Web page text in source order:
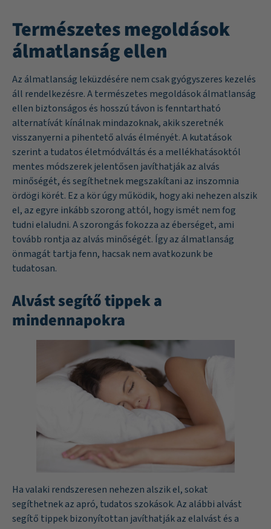
Természetes megoldások
álmatlanság ellen
Az álmatlanság leküzdésére nem csak gyógyszeres kezelés
áll rendelkezésre. A természetes megoldások álmatlanság
ellen biztonságos és hosszú távon is fenntartható
alternatívát kínálnak mindazoknak, akik szeretnék
visszanyerni a pihentető alvás élményét. A kutatások
szerint a tudatos életmódváltás és a mellékhatásoktól
mentes módszerek jelentősen javíthatják az alvás
minőségét, és segíthetnek megszakítani az inszomnia
ördögi körét. Ez a kör úgy működik, hogy aki nehezen alszik
el, az egyre inkább szorong attól, hogy ismét nem fog
tudni elaludni. A szorongás fokozza az éberséget, ami
tovább rontja az alvás minőségét. Így az álmatlanság
önmagát tartja fenn, hacsak nem avatkozunk be
tudatosan.
Alvást segítő tippek a
mindennapokra
Ha valaki rendszeresen nehezen alszik el, sokat
segíthetnek az apró, tudatos szokások. Az alábbi alvást
segítő tippek bizonyítottan javíthatják az elalvást és a